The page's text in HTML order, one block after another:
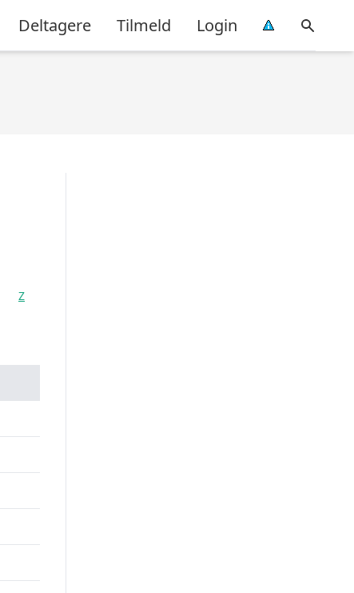
Deltagere Tilmeld Login
Z